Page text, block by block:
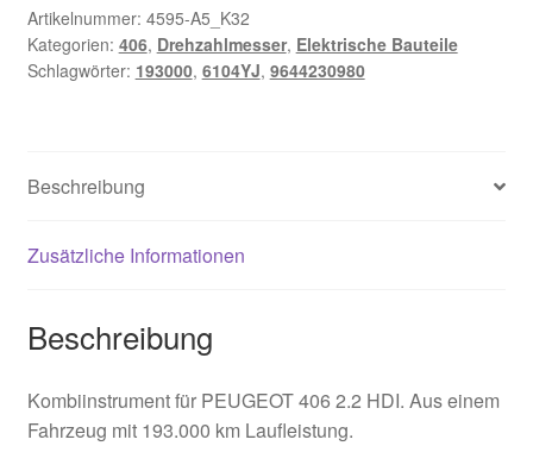
HDI
9644230980
mit
Artikelnummer: 4595-A5_K32
Kategorien: 406, Drehzahlmesser, Elektrische Bauteile
Schlagwörter: 193000, 6104YJ, 9644230980
Beschreibung
Zusätzliche Informationen
Beschreibung
Kombiinstrument für PEUGEOT 406 2.2 HDI. Aus einem
Fahrzeug mit 193.000 km Laufleistung.